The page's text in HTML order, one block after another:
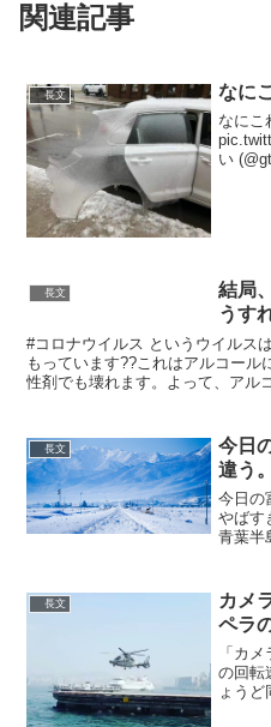
関連記事
長文 なに
なにこ
い
長文
結局
うす
#コロナウイルス というウイルス
もっています??これはアルコー
性剤でも壊れます。よって、アル
長文
今日
違う。
今日の
やばす
青葉半
長文
カメ
ペラ
「カ
の回転
ょう